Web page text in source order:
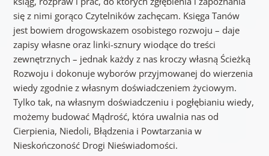
się z nimi gorąco Czytelników zachęcam. Księga Tanów
jest bowiem drogowskazem osobistego rozwoju – daje
zapisy własne oraz linki-sznury wiodące do treści
zewnętrznych – jednak każdy z nas kroczy własną Ścieżką
Rozwoju i dokonuje wyborów przyjmowanej do wierzenia
wiedy zgodnie z własnym doświadczeniem życiowym.
Tylko tak, na własnym doświadczeniu i pogłębianiu wiedy,
możemy budować Mądrość, która uwalnia nas od
Cierpienia, Niedoli, Błądzenia i Powtarzania w
Nieskończoność Drogi Nieświadomości.